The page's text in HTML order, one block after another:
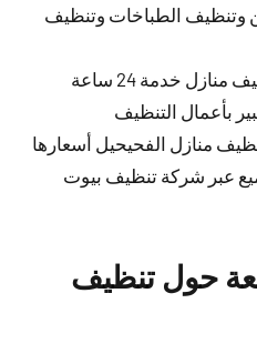
وتنظيف الطباخات وتنظيف
نوفر لكم أفضل خدمة تنظيف منازل خدمة 24 ساعة
بأعمال التنظيف
منازل الفحيحيل أسعارها
عبر شركة تنظيف بيوت
حول تنظيف